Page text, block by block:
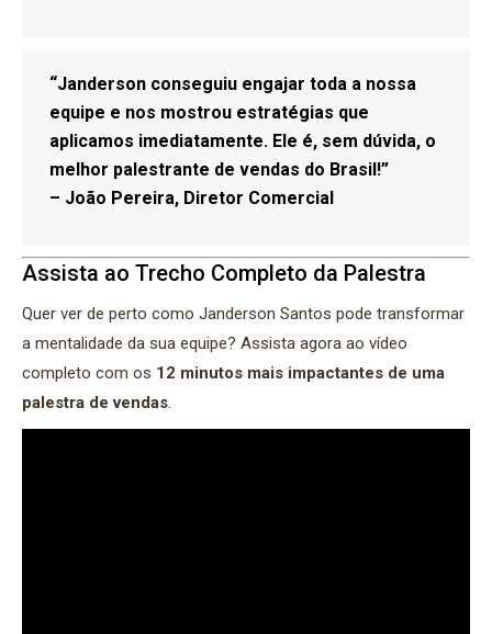
“Janderson conseguiu engajar toda a nossa
equipe e nos mostrou estratégias que
aplicamos imediatamente. Ele é, sem dúvida, o
melhor palestrante de vendas do Brasil!”
– João Pereira, Diretor Comercial
Assista ao Trecho Completo da Palestra
Quer ver de perto como Janderson Santos pode transformar
a mentalidade da sua equipe? Assista agora ao vídeo
completo com os 12 minutos mais impactantes de uma
palestra de vendas.